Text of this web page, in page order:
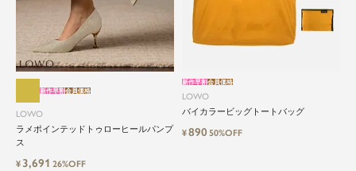
毎日のコーデに、ちょっとした変化を。いつもの
自分に、ちょっとした彩りを。
LOWOは、頑張りすぎないおしゃれを応援しま
す。
LOWO
ラメポインテッドトゥローヒールパンプ
ス
新作早割会員価格
¥ 3,691 26%OFF
LOWO
バイカラービッグトートバッグ
新作早割会員価格
¥89050%OFF